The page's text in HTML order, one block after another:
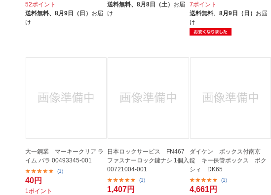
52ポイント
送料無料、 8月9日（日） お届
け
送料無料、8月8日（土） お届
け
7ポイント
送料無料、 8月9日（日） お届
け
大一鋼業 マーキークリア ラ
イム バラ 00493345-001
(1)
40円
1ポイント
日本ロックサービス FN467
ファスナーロック鍵ナシ 1個入
00721004-001
(1)
1,407円
ダイケン ボックス付南京
錠 キー保管ボックス ボク
シィ DK65
(1)
4,661円